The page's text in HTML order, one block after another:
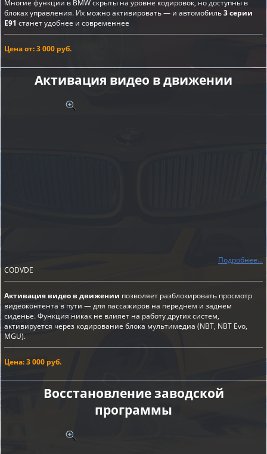
Многие функции в BMW скрыты на уровне кодировок, но доступны в
блоках управления. Их можно активировать — и автомобиль3 серии
E91 станет удобнее и современнее
Цена от: 3 000 руб.
Активация видео в движении
Подробнее...
CODVDE
Активация видео в движении позволяет разблокировать просмотр
видеоконтента в пути — для пассажиров на переднем и заднем
сиденье. Функция никак не влияет на работу других систем,
активируется через кодирование блока мультимедиа (NBT, NBT Evo,
MGU).
Цена: 3 000 руб.
Восстановление заводской
программы